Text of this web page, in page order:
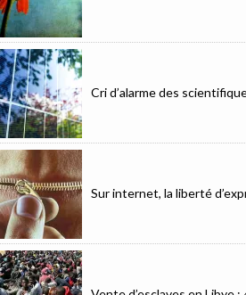
Cri d’alarme des
Sur internet, la liberté